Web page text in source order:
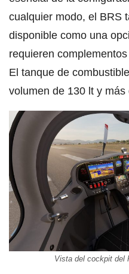
cualquier modo, el BRS
disponible como una
requieren
El tanque de
volumen de 130 lt y
Vista del cockpit del